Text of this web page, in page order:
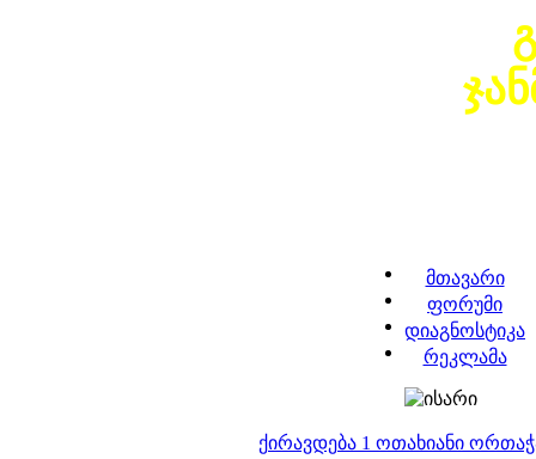
მთავარი
ფორუმი
დიაგნოსტიკა
რეკლამა
ქირავდება 1 ოთახიანი